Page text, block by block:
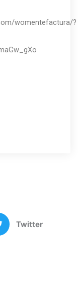
womentefactura/?
Twitter